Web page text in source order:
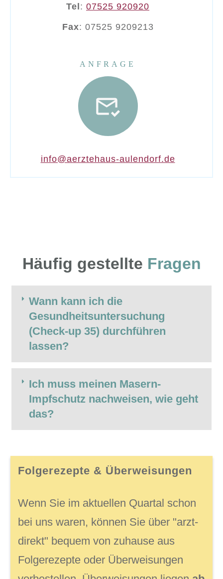
Tel : 07525 920920
Fax: 07525 9209213
ANFRAGE
info@aerztehaus-aulendorf.de
Häufig gestellte Fragen
Wann kann ich die
Gesundheitsuntersuchung
(Check-up 35) durchführen
lassen?
Ich muss meinen Masern-
Impfschutz nachweisen, wie geht
das?
Folgerezepte & Überweisungen
Wenn Sie im aktuellen Quartal schon
bei uns waren, können Sie über "arzt-
direkt" bequem von zuhause aus
Folgerezepte oder Überweisungen